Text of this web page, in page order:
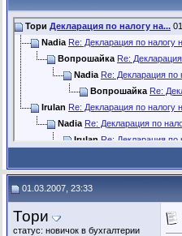
Тори Декларация по налогу на...
Nadia Re: Декларация по налогу
Вопрошайка Re: Декларация
Nadia Re: Декларация по
Вопрошайка Re:
Irulan Re: Декларация по налогу
Nadia Re: Декларация по
Irulan Re: Декларация по
01.03.2007, 23:33
Тори
статус: новичок в бухгалтерии